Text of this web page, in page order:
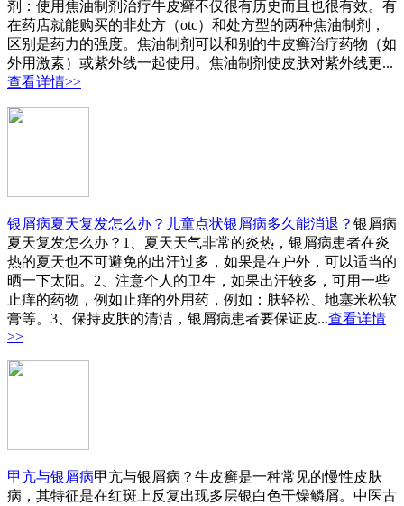
剂：使用焦油制剂治疗牛皮癣不仅很有历史而且也很有效。有
在药店就能购买的非处方（otc）和处方型的两种焦油制剂，
区别是药力的强度。焦油制剂可以和别的牛皮癣治疗药物（如
外用激素）或紫外线一起使用。焦油制剂使皮肤对紫外线更...
查看详情>>
银屑病夏天复发怎么办？儿童点状银屑病多久能消退？ 银屑病
夏天复发怎么办？1、夏天天气非常的炎热，银屑病患者在炎
热的夏天也不可避免的出汗过多，如果是在户外，可以适当的
晒一下太阳。2、注意个人的卫生，如果出汗较多，可用一些
止痒的药物，例如止痒的外用药，例如：肤轻松、地塞米松软
膏等。3、保持皮肤的清洁，银屑病患者要保证皮...查看详情
>>
甲亢与银屑病甲亢与银屑病？牛皮癣是一种常见的慢性皮肤
病，其特征是在红斑上反复出现多层银白色干燥鳞屑。中医古